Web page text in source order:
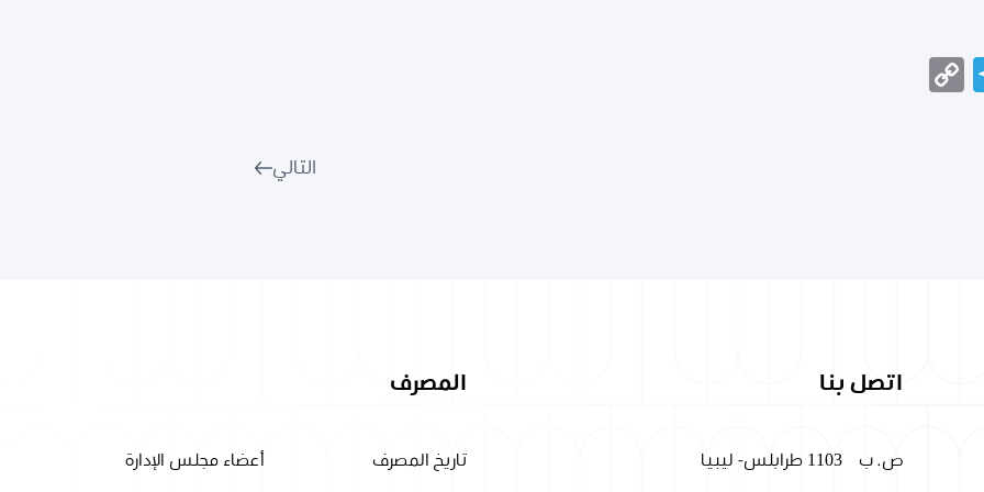
Telegram
التالي
اتصل بنا
ص. ب 1103 طرابلس- ليبيا
المصرف
تاريخ المصرف أعضاء مجلس الإدارة